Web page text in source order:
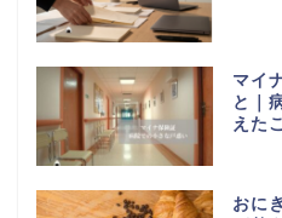
マイ
と｜
えた
おに